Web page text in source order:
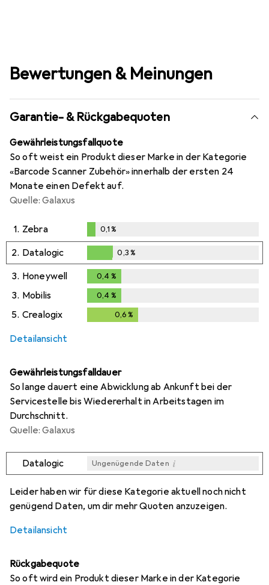
Bewertungen & Meinungen
Garantie- & Rückgabequoten
Gewährleistungsfallquote
So oft weist ein Produkt dieser Marke in der Kategorie
«Barcode Scanner Zubehör» innerhalb der ersten 24
Monate einen Defekt auf.
Quelle: Galaxus
1. Zebra
0,1%
0,1%
2. Datalogic
0,3%
0,3%
3. Honeywell 0,4 %
3. Mobilis 0,4 %
5. Crealogix 0,6 %
Detailansicht
Gewährleistungsfalldauer
So lange dauert eine Abwicklung ab Ankunft bei der
Servicestelle bis Wiedererhalt in Arbeitstagen im
Durchschnitt.
Quelle: Galaxus
Datalogic Ungenügende Daten i
Leider haben wir für diese Kategorie aktuell noch nicht
genügend Daten, um dir mehr Quoten anzuzeigen.
Detailansicht
Rückgabequote
So oft wird ein Produkt dieser Marke in der Kategorie